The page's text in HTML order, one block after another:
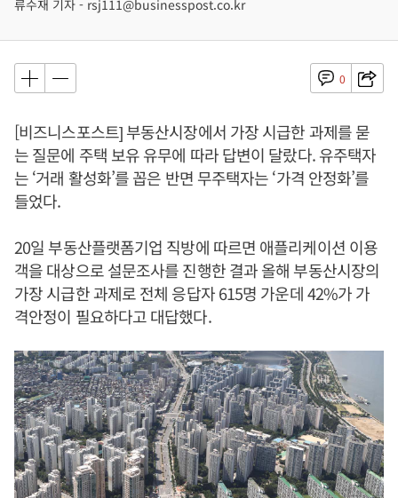
류수재 기자 - rsj111@businesspost.co.kr
0
[비즈니스포스트] 부동산시장에서 가장 시급한 과제를 묻
는 질문에 주택 보유 유무에 따라 답변이 달랐다. 유주택자
는 ‘거래 활성화’를 꼽은 반면 무주택자는 ‘가격 안정화’를
들었다.
20일 부동산플랫폼기업 직방에 따르면 애플리케이션 이용
객을 대상으로 설문조사를 진행한 결과 올해 부동산시장의
가장 시급한 과제로 전체 응답자 615명 가운데 42%가 가
격안정이 필요하다고 대답했다.